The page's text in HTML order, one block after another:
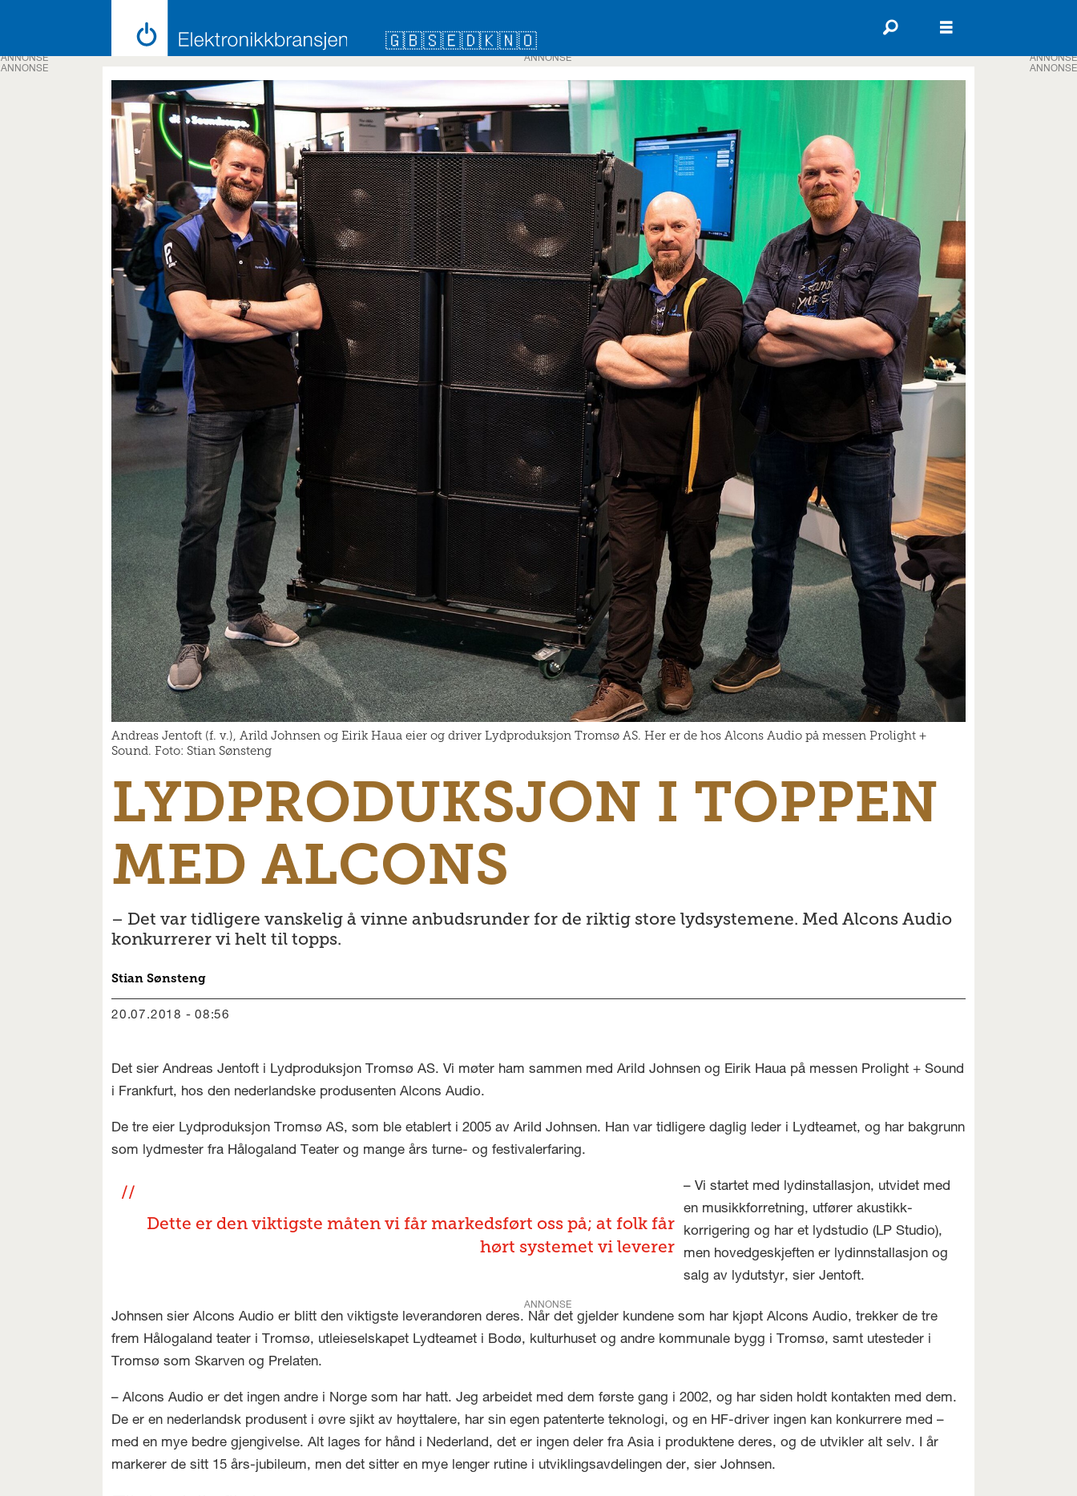
🇬🇧🇸🇪🇩🇰🇳🇴
ANNONSE
Andreas Jentoft (f. v.), Arild Johnsen og Eirik Haua eier og driver Lydproduksjon Tromsø AS. Her er de hos Alcons Audio på messen Prolight +
Sound. Foto: Stian Sønsteng
LYDPRODUKSJON I TOPPEN
MED ALCONS
– Det var tidligere vanskelig å vinne anbudsrunder for de riktig store lydsystemene. Med Alcons Audio
konkurrerer vi helt til topps.
Stian Sønsteng
20.07.2018 - 08:56
Det sier Andreas Jentoft i Lydproduksjon Tromsø AS. Vi møter ham sammen med Arild Johnsen og Eirik Haua på messen Prolight + Sound
i Frankfurt, hos den nederlandske produsenten Alcons Audio.
De tre eier Lydproduksjon Tromsø AS, som ble etablert i 2005 av Arild Johnsen. Han var tidligere daglig leder i Lydteamet, og har bakgrunn
som lydmester fra Hålogaland Teater og mange års turne- og festivalerfaring.
Dette er den viktigste måten vi får markedsført oss på; at folk får
hørt systemet vi leverer
– Vi startet med lydinstallasjon, utvidet med
en musikkforretning, utfører akustikk-
korrigering og har et lydstudio (LP Studio),
men hovedgeskjeften er lydinnstallasjon og
salg av lydutstyr, sier Jentoft.
ANNONSE
Johnsen sier Alcons Audio er blitt den viktigste leverandøren deres. Når det gjelder kundene som har kjøpt Alcons Audio, trekker de tre
frem Hålogaland teater i Tromsø, utleieselskapet Lydteamet i Bodø, kulturhuset og andre kommunale bygg i Tromsø, samt utesteder i
Tromsø som Skarven og Prelaten.
– Alcons Audio er det ingen andre i Norge som har hatt. Jeg arbeidet med dem første gang i 2002, og har siden holdt kontakten med dem.
De er en nederlandsk produsent i øvre sjikt av høyttalere, har sin egen patenterte teknologi, og en HF-driver ingen kan konkurrere med –
med en mye bedre gjengivelse. Alt lages for hånd i Nederland, det er ingen deler fra Asia i produktene deres, og de utvikler alt selv. I år
markerer de sitt 15 års-jubileum, men det sitter en mye lenger rutine i utviklingsavdelingen der, sier Johnsen.
ANNONSE
ANNONSE
ANNONSE
ANNONSE